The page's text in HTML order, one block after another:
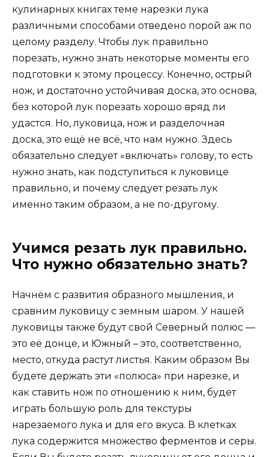
кулинарных книгах теме нарезки лука
различными способами отведено порой аж по
целому разделу. Чтобы лук правильно
порезать, нужно знать некоторые моменты его
подготовки к этому процессу. Конечно, острый
нож, и достаточно устойчивая доска, это основа,
без которой лук порезать хорошо вряд ли
удастся. Но, луковица, нож и разделочная
доска, это ещё не всё, что нам нужно. Здесь
обязательно следует «включать» голову, то есть
нужно знать, как подступиться к луковице
правильно, и почему следует резать лук
именно таким образом, а не по-другому.
Учимся резать лук правильно.
Что нужно обязательно знать?
Начнём с развития образного мышления, и
сравним луковицу с земным шаром. У нашей
луковицы также будут свой Северный полюс —
это её донце, и Южный – это, соответственно,
место, откуда растут листья. Каким образом Вы
будете держать эти «полюса» при нарезке, и
как ставить нож по отношению к ним, будет
играть большую роль для текстуры
нарезаемого лука и для его вкуса. В клетках
лука содержится множество ферментов и серы.